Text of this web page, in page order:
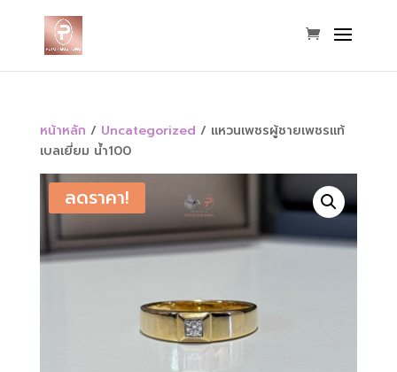
หน้าหลัก / Uncategorized / แหวนเพชรผู้ชายเพชรแท้
เบลเยี่ยม น้ำ100
ลดราคา!